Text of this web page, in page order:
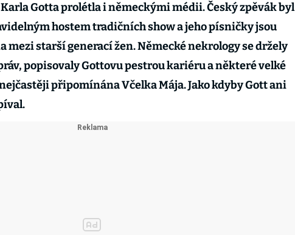
Gotta prolétla i německými médii. Český zpěvák byl
hostem tradičních show a jeho písničky jsou
mezi starší generací žen. Německé nekrology se držely
popisovaly Gottovu pestrou kariéru a některé velké
připomínána Včelka Mája. Jako kdyby Gott ani